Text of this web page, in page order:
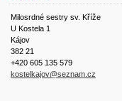
Milosrdné sestry sv. Kříže
U Kostela 1
Kájov
382 21
+420 605 135 579
kostelkajov@seznam.cz